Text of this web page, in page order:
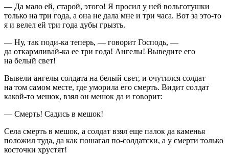
— Да мало ей, старой, этого! Я просил у ней вольготушки
только на три года, а она не дала мне и три часа. Вот за это-то
я и велел ей три года дубы грызть.
— Ну, так поди-ка теперь, — говорит Господь, —
да откармливай-ка ее три года! Ангелы! Выведите его
на белый свет!
Вывели ангелы солдата на белый свет, и очутился солдат
на том самом месте, где уморила его смерть. Видит солдат
какой-то мешок, взял он мешок да и говорит:
— Смерть! Садись в мешок!
Села смерть в мешок, а солдат взял еще палок да каменья
положил туда, да как пошагал по-солдатски, а у смерти только
косточки хрустят!